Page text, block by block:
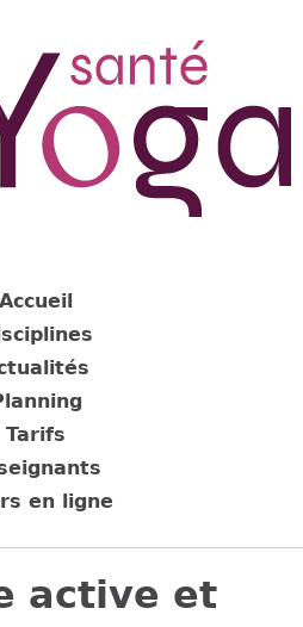
active et
Accueil
Tarifs
en ligne